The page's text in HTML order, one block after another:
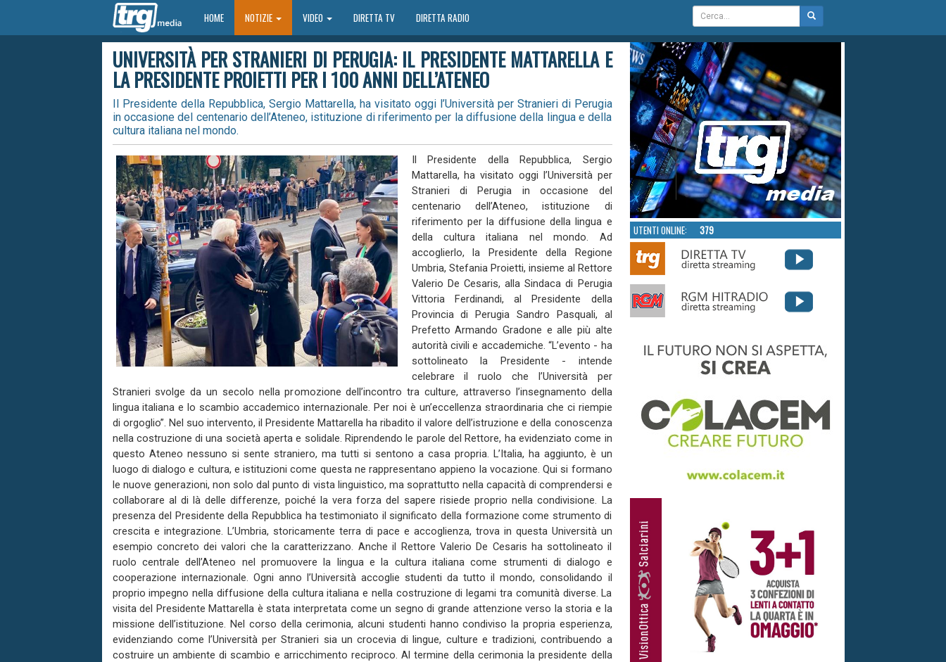
HOMEHOME NOTIZIE VIDEO DIRETTA TV DIRETTA RADIO
UNIVERSITÀ PER STRANIERI DI PERUGIA: IL PRESIDENTE MATTARELLA E
LA PRESIDENTE PROIETTI PER I 100 ANNI DELL’ATENEO
Il Presidente della Repubblica, Sergio Mattarella, ha visitato oggi l’Università per Stranieri di Perugia
in occasione del centenario dell’Ateneo, istituzione di riferimento per la diffusione della lingua e della
cultura italiana nel mondo.
Il Presidente della Repubblica, Sergio
Mattarella, ha visitato oggi l’Università per
Stranieri di Perugia in occasione del
centenario dell’Ateneo, istituzione di
riferimento per la diffusione della lingua e
della cultura italiana nel mondo. Ad
accoglierlo, la Presidente della Regione
Umbria, Stefania Proietti, insieme al Rettore
Valerio De Cesaris, alla Sindaca di Perugia
Vittoria Ferdinandi, al Presidente della
Provincia di Perugia Sandro Pasquali, al
Prefetto Armando Gradone e alle più alte
autorità civili e accademiche. “L’evento - ha
sottolineato la Presidente - intende
celebrare il ruolo che l’Università per
Stranieri svolge da un secolo nella promozione dell’incontro tra culture, attraverso l’insegnamento della
lingua italiana e lo scambio accademico internazionale. Per noi è un’eccellenza straordinaria che ci riempie
di orgoglio”. Nel suo intervento, il Presidente Mattarella ha ribadito il valore dell’istruzione e della conoscenza
nella costruzione di una società aperta e solidale. Riprendendo le parole del Rettore, ha evidenziato come in
questo Ateneo nessuno si sente straniero, ma tutti si sentono a casa propria. L’Italia, ha aggiunto, è un
luogo di dialogo e cultura, e istituzioni come questa ne rappresentano appieno la vocazione. Qui si formano
le nuove generazioni, non solo dal punto di vista linguistico, ma soprattutto nella capacità di comprendersi e
collaborare al di là delle differenze, poiché la vera forza del sapere risiede proprio nella condivisione. La
presenza del Presidente della Repubblica ha testimoniato il significato della formazione come strumento di
crescita e integrazione. L’Umbria, storicamente terra di pace e accoglienza, trova in questa Università un
esempio concreto dei valori che la caratterizzano. Anche il Rettore Valerio De Cesaris ha sottolineato il
ruolo centrale dell’Ateneo nel promuovere la lingua e la cultura italiana come strumenti di dialogo e
cooperazione internazionale. Ogni anno l’Università accoglie studenti da tutto il mondo, consolidando il
proprio impegno nella diffusione della cultura italiana e nella costruzione di legami tra comunità diverse. La
visita del Presidente Mattarella è stata interpretata come un segno di grande attenzione verso la storia e la
missione dell’istituzione. Nel corso della cerimonia, alcuni studenti hanno condiviso la propria esperienza,
evidenziando come l’Università per Stranieri sia un crocevia di lingue, culture e tradizioni, contribuendo a
costruire un ambiente di scambio e arricchimento reciproco. Al termine della cerimonia la presidente della
UTENTI ONLINE: 379